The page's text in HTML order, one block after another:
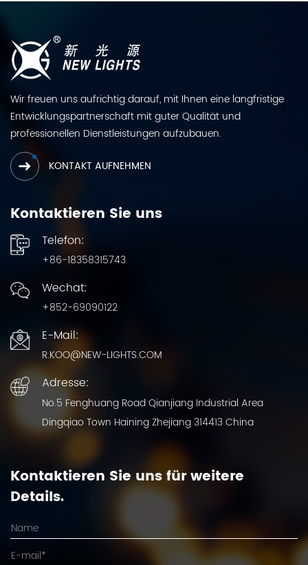
Wir freuen uns aufrichtig darauf, mit Ihnen eine langfristige
Entwicklungspartnerschaft mit guter Qualität und
professionellen Dienstleistungen aufzubauen.
KONTAKT AUFNEHMEN
Kontaktieren Sie uns
Telefon:
+86-18358315743
Wechat:
+852-69090122
E-Mail:
R.KOO@NEW-LIGHTS.COM
Adresse:
No.5 Fenghuang Road Qianjiang Industrial Area
Dingqiao Town Haining Zhejiang 314413 China
Kontaktieren Sie uns für weitere
Details.